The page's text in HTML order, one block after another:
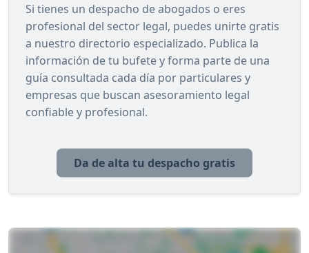
Si tienes un despacho de abogados o eres
profesional del sector legal, puedes unirte gratis
a nuestro directorio especializado. Publica la
información de tu bufete y forma parte de una
guía consultada cada día por particulares y
empresas que buscan asesoramiento legal
confiable y profesional.
Da de alta tu despacho gratis